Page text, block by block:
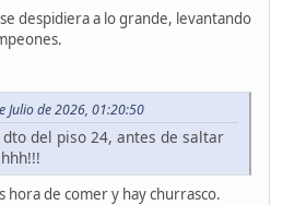
despidiera a lo grande, levantando
Julio de 2026, 01:20:50
del piso 24, antes de saltar
hora de comer y hay churrasco.